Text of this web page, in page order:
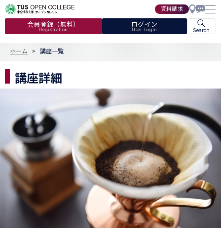
資料請求
会員登録（無料）
Registration
ログイン
User Login Search
ホーム 講座一覧
講座詳細